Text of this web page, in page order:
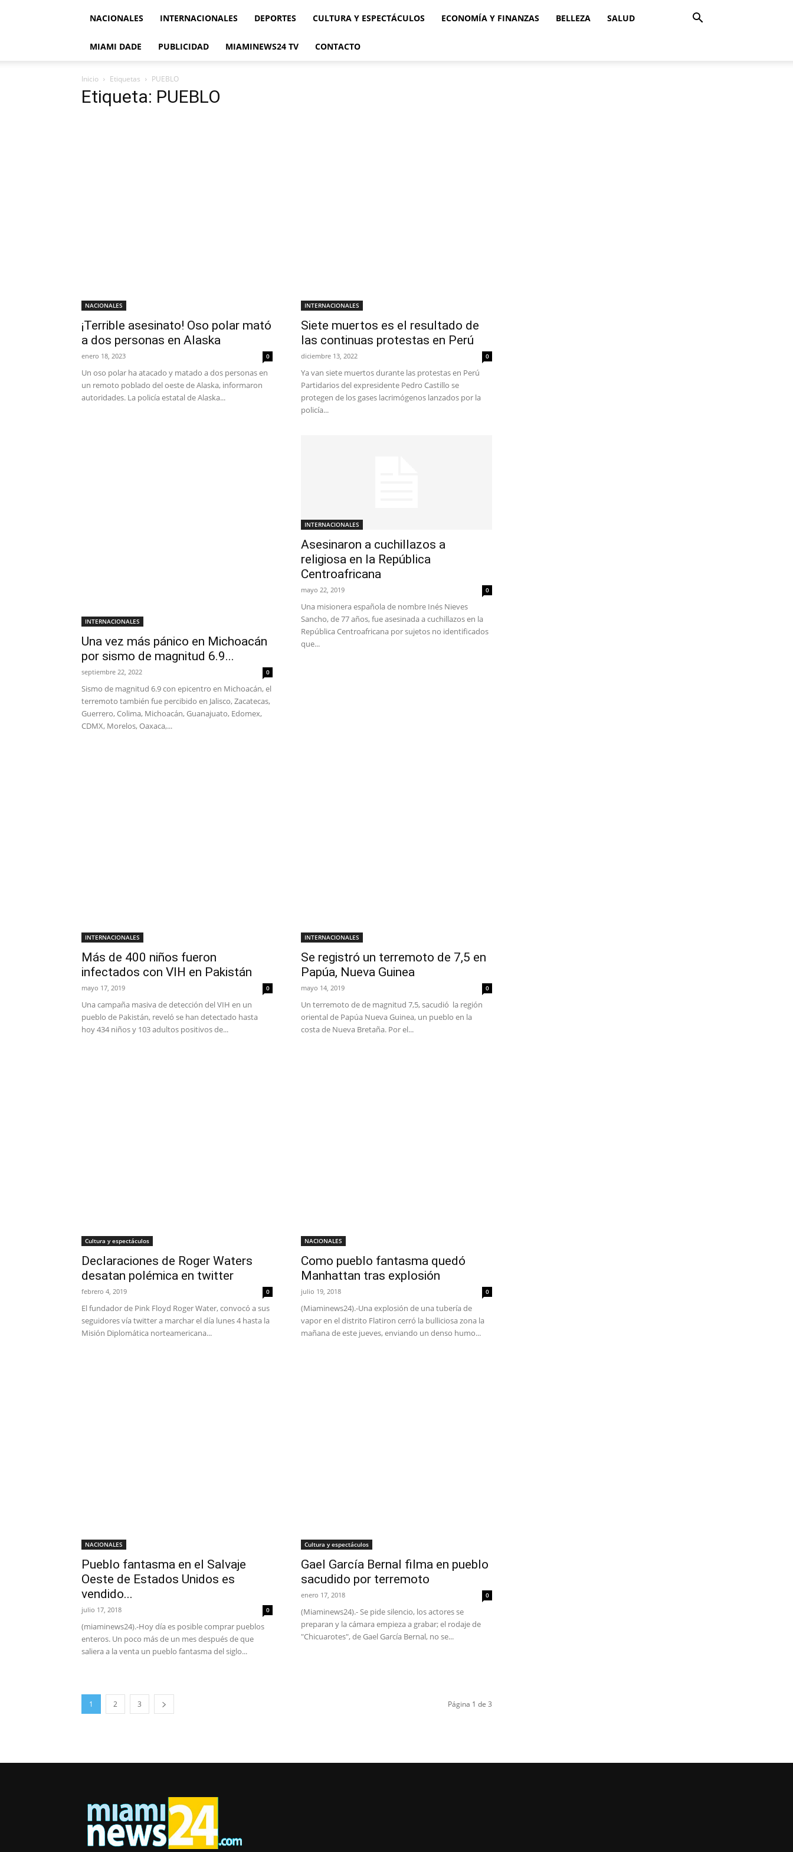
NACIONALES INTERNACIONALES DEPORTES CULTURA Y ESPECTÁCULOS ECONOMÍA Y FINANZAS BELLEZA SALUD
MIAMI DADE PUBLICIDAD MIAMINEWS24 TV CONTACTO
Inicio Etiquetas PUEBLO
Etiqueta: PUEBLO
NACIONALES
¡Terrible asesinato! Oso polar mató
a dos personas en Alaska
enero 18, 2023 0
Un oso polar ha atacado y matado a dos personas en
un remoto poblado del oeste de Alaska, informaron
autoridades. La policía estatal de Alaska...
INTERNACIONALES
Siete muertos es el resultado de
las continuas protestas en Perú
diciembre 13, 2022 0
Ya van siete muertos durante las protestas en Perú
Partidarios del expresidente Pedro Castillo se
protegen de los gases lacrimógenos lanzados por la
policía...
INTERNACIONALES
Una vez más pánico en Michoacán
por sismo de magnitud 6.9...
septiembre 22, 2022 0
Sismo de magnitud 6.9 con epicentro en Michoacán, el
terremoto también fue percibido en Jalisco, Zacatecas,
Guerrero, Colima, Michoacán, Guanajuato, Edomex,
CDMX, Morelos, Oaxaca,...
INTERNACIONALES
Asesinaron a cuchillazos a
religiosa en la República
Centroafricana
mayo 22, 2019 0
Una misionera española de nombre Inés Nieves
Sancho, de 77 años, fue asesinada a cuchillazos en la
República Centroafricana por sujetos no identificados
que...
INTERNACIONALES
Más de 400 niños fueron
infectados con VIH en Pakistán
mayo 17, 2019 0
Una campaña masiva de detección del VIH en un
pueblo de Pakistán, reveló se han detectado hasta
hoy 434 niños y 103 adultos positivos de...
INTERNACIONALES
Se registró un terremoto de 7,5 en
Papúa, Nueva Guinea
mayo 14, 2019 0
Un terremoto de de magnitud 7,5, sacudió la región
oriental de Papúa Nueva Guinea, un pueblo en la
costa de Nueva Bretaña. Por el...
Cultura y espectáculos
Declaraciones de Roger Waters
desatan polémica en twitter
febrero 4, 2019 0
El fundador de Pink Floyd Roger Water, convocó a sus
seguidores vía twitter a marchar el día lunes 4 hasta la
Misión Diplomática norteamericana...
NACIONALES
Como pueblo fantasma quedó
Manhattan tras explosión
julio 19, 2018 0
(Miaminews24).-Una explosión de una tubería de
vapor en el distrito Flatiron cerró la bulliciosa zona la
mañana de este jueves, enviando un denso humo...
NACIONALES
Pueblo fantasma en el Salvaje
Oeste de Estados Unidos es
vendido...
julio 17, 2018 0
(miaminews24).-Hoy día es posible comprar pueblos
enteros. Un poco más de un mes después de que
saliera a la venta un pueblo fantasma del siglo...
Cultura y espectáculos
Gael García Bernal filma en pueblo
sacudido por terremoto
enero 17, 2018 0
(Miaminews24).- Se pide silencio, los actores se
preparan y la cámara empieza a grabar; el rodaje de
"Chicuarotes", de Gael García Bernal, no se...
1 2 3 Página 1 de 3